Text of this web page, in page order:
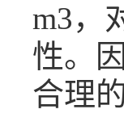
m3，
性。
合理